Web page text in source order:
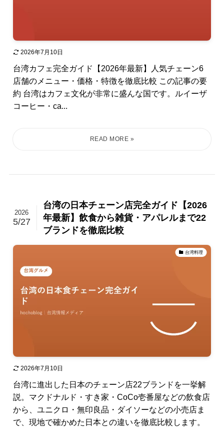
2026年7月10日
台湾カフェ完全ガイド【2026年最新】人気チェーン6
店舗のメニュー・価格・特徴を徹底比較 この記事の要
約 台湾はカフェ文化が非常に盛んな国です。ルイーザ
コーヒー・ca...
台湾の日本チェーン店完全ガイド【2026
年最新】飲食から雑貨・アパレルまで22
ブランドを徹底比較
2026
5/27
台湾料理
2026年7月10日
台湾に進出した日本のチェーン店22ブランドを一挙解
説。マクドナルド・すき家・CoCo壱番屋などの飲食店
から、ユニクロ・無印良品・ダイソーなどの小売店ま
で、現地で確かめた日本との違いを徹底比較します。